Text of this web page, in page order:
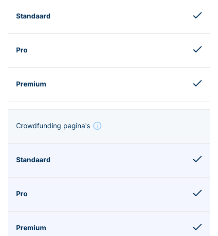
Crowdfunding pagina's